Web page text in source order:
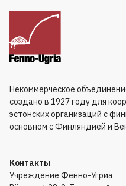
Некоммерческое
создано в 1927 году для
эстонских организаций с
основном с Финляндией и
Kонтакты
Учреждение Фенно-Угриа